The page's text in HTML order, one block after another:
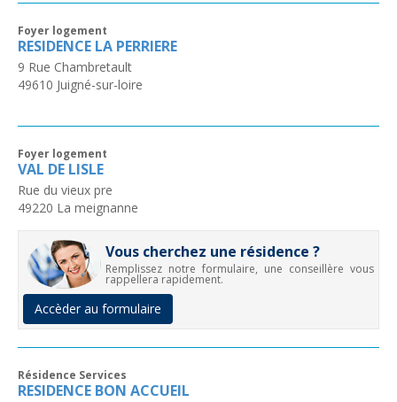
Foyer logement
RESIDENCE LA PERRIERE
9 Rue Chambretault
49610 Juigné-sur-loire
Foyer logement
VAL DE LISLE
Rue du vieux pre
49220 La meignanne
Vous cherchez une résidence ?
Remplissez notre formulaire, une conseillère vous
rappellera rapidement.
Accèder au formulaire
Résidence Services
RESIDENCE BON ACCUEIL